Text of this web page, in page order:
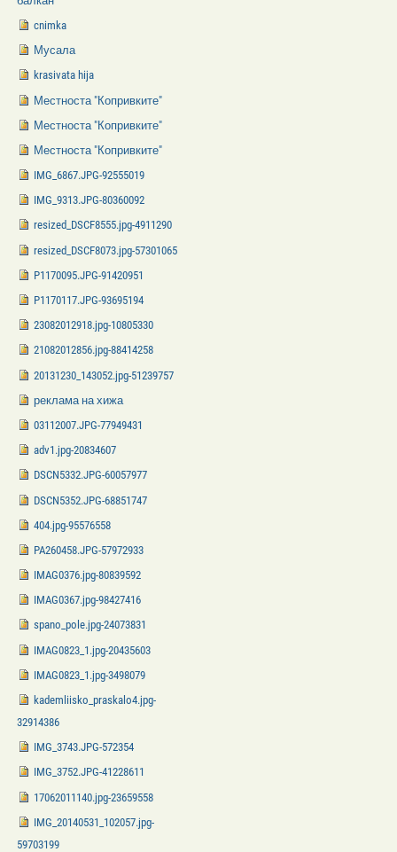
cnimka
Мусала
krasivata hija
Местноста "Копривките"
Местноста "Копривките"
Местноста "Копривките"
IMG_6867.JPG-92555019
IMG_9313.JPG-80360092
resized_DSCF8555.jpg-4911290
resized_DSCF8073.jpg-57301065
P1170095.JPG-91420951
P1170117.JPG-93695194
23082012918.jpg-10805330
21082012856.jpg-88414258
20131230_143052.jpg-51239757
реклама на хижа
03112007.JPG-77949431
adv1.jpg-20834607
DSCN5332.JPG-60057977
DSCN5352.JPG-68851747
404.jpg-95576558
PA260458.JPG-57972933
IMAG0376.jpg-80839592
IMAG0367.jpg-98427416
spano_pole.jpg-24073831
IMAG0823_1.jpg-20435603
IMAG0823_1.jpg-3498079
kademliisko_praskalo4.jpg-
32914386
IMG_3743.JPG-572354
IMG_3752.JPG-41228611
17062011140.jpg-23659558
IMG_20140531_102057.jpg-
59703199